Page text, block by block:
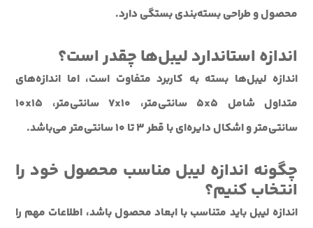
محصول و طراحی بسته‌بندی بستگی دارد.
اندازه استاندارد لیبل‌ها چقدر است؟
اندازه لیبل‌ها بسته به کاربرد متفاوت است، اما اندازه‌های
متداول شامل ۵x۵ سانتی‌متر، ۷x۱۰ سانتی‌متر، ۱۰x۱۵
سانتی‌متر و اشکال دایره‌ای با قطر ۳ تا ۱۰ سانتی‌متر می‌باشد.
چگونه اندازه لیبل مناسب محصول خود را
انتخاب کنیم؟
اندازه لیبل باید متناسب با ابعاد محصول باشد، اطلاعات مهم را